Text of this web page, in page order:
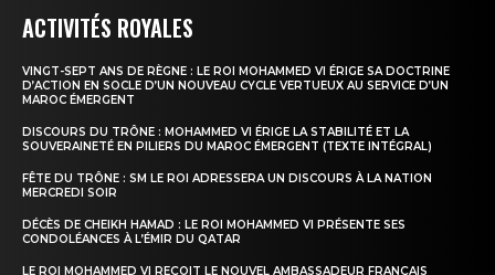
ACTIVITÉS ROYALES
VINGT-SEPT ANS DE RÈGNE : LE ROI MOHAMMED VI ÉRIGE SA DOCTRINE
D’ACTION EN SOCLE D’UN NOUVEAU CYCLE VERTUEUX AU SERVICE D’UN
MAROC ÉMERGENT
DISCOURS DU TRÔNE : MOHAMMED VI ÉRIGE LA STABILITÉ ET LA
SOUVERAINETÉ EN PILIERS DU MAROC ÉMERGENT (TEXTE INTÉGRAL)
FÊTE DU TRÔNE : SM LE ROI ADRESSERA UN DISCOURS À LA NATION
MERCREDI SOIR
DÉCÈS DE CHEIKH HAMAD : LE ROI MOHAMMED VI PRÉSENTE SES
CONDOLÉANCES À L’ÉMIR DU QATAR
LE ROI MOHAMMED VI REÇOIT LE NOUVEL AMBASSADEUR FRANÇAIS